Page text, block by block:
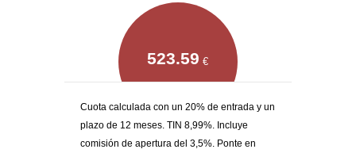
523.59 €
Cuota calculada con un 20% de entrada y un
plazo de 12 meses. TIN 8,99%. Incluye
comisión de apertura del 3,5%. Ponte en